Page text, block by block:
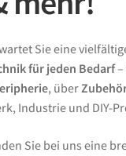
Sie eine
für jeden Bedarf–
, über
Industrie und DIY-
Sie bei uns eine